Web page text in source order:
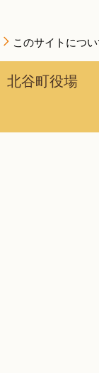
このサイトについ
北谷町役場